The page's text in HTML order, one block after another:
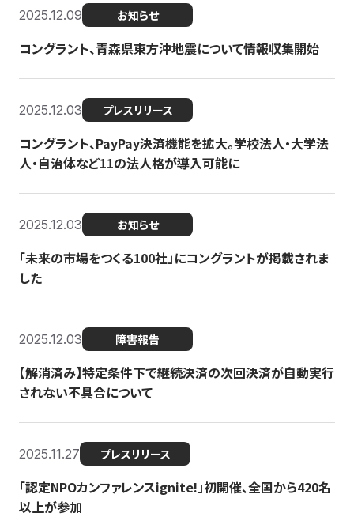
2025.12.09 お知らせ
コングラント、青森県東方沖地震について情報収集開始
2025.12.03 プレスリリース
コングラント、PayPay決済機能を拡大。学校法人・大学法
人・自治体など11の法人格が導入可能に
2025.12.03 お知らせ
「未来の市場をつくる100社」にコングラントが掲載されま
した
2025.12.03 障害報告
【解消済み】特定条件下で継続決済の次回決済が自動実行
されない不具合について
2025.11.27 プレスリリース
「認定NPOカンファレンスignite!」初開催、全国から420名
以上が参加